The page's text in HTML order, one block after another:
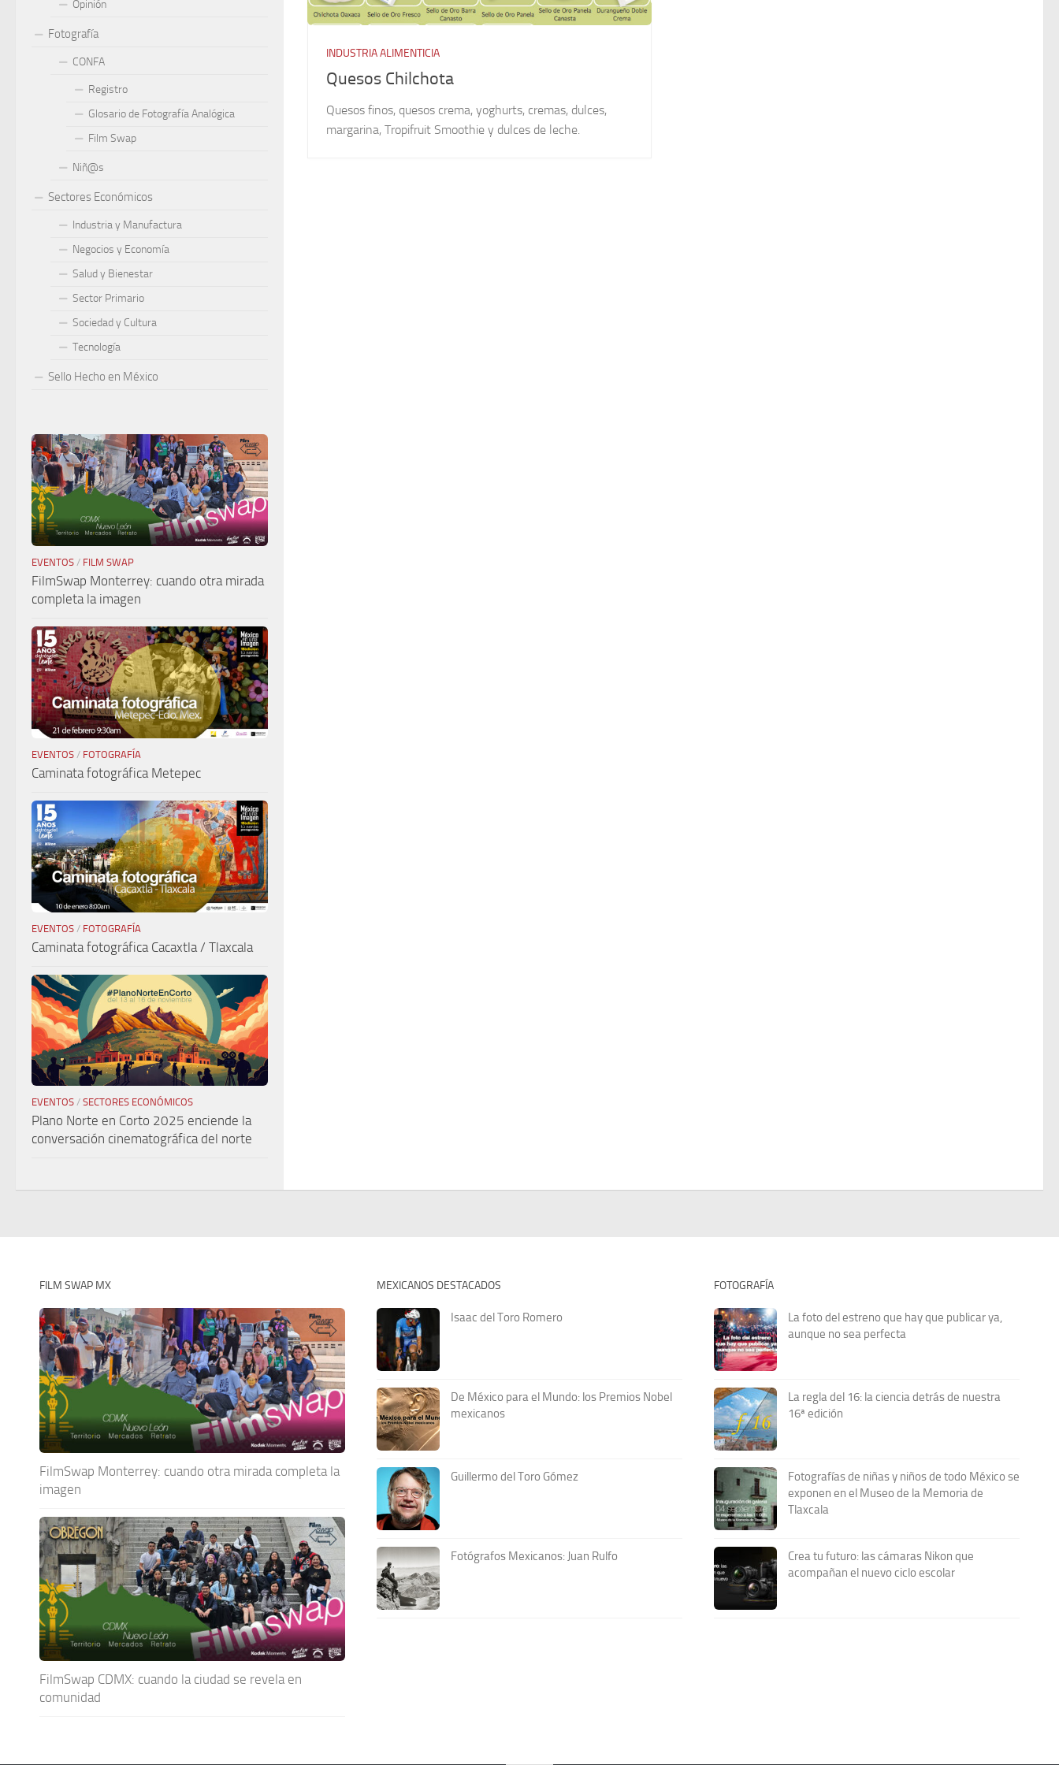
INDUSTRIA ALIMENTICIA
Quesos Chilchota
Quesos finos, quesos crema, yoghurts, cremas, dulces,
margarina, Tropifruit Smoothie y dulces de leche.
Opinión
Fotografía
CONFA
Registro
Glosario de Fotografía Analógica
Film Swap
Niñ@s
Sectores Económicos
Industria y Manufactura
Negocios y Economía
Salud y Bienestar
Sector Primario
Sociedad y Cultura
Tecnología
Sello Hecho en México
EVENTOS / FILM SWAP
FilmSwap Monterrey: cuando otra mirada
completa la imagen
EVENTOS / FOTOGRAFÍA
Caminata fotográfica Metepec
EVENTOS / FOTOGRAFÍA
Caminata fotográfica Cacaxtla / Tlaxcala
EVENTOS / SECTORES ECONÓMICOS
Plano Norte en Corto 2025 enciende la
conversación cinematográfica del norte
FILM SWAP MX
FilmSwap Monterrey: cuando otra mirada completa la
imagen
FilmSwap CDMX: cuando la ciudad se revela en
comunidad
MEXICANOS DESTACADOS
Isaac del Toro Romero
De México para el Mundo: los Premios Nobel
mexicanos
Guillermo del Toro Gómez
Fotógrafos Mexicanos: Juan Rulfo
FOTOGRAFÍA
La foto del estreno que hay que publicar ya,
aunque no sea perfecta
La regla del 16: la ciencia detrás de nuestra
16ª edición
Fotografías de niñas y niños de todo México se
exponen en el Museo de la Memoria de
Tlaxcala
Crea tu futuro: las cámaras Nikon que
acompañan el nuevo ciclo escolar